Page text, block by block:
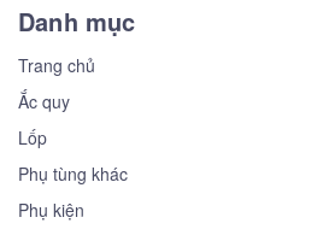
Danh mục
Trang chủ
Ắc quy
Lốp
Phụ tùng khác
Phụ kiện